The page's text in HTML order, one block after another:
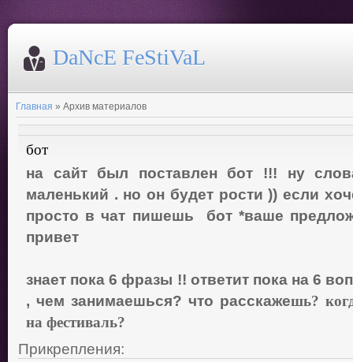
DaNcE FeStiVaL
Главная » Архив материалов
бот
на сайт был поставлен бот !!! ну
маленький . но он будет рости )) если
просто в чат пишешь бот *ваше
привет
знает пока 6 фразы !! ответит пока на 6
, чем занимаешься? что расскажешь?
на фестиваль?
Прикрепления: